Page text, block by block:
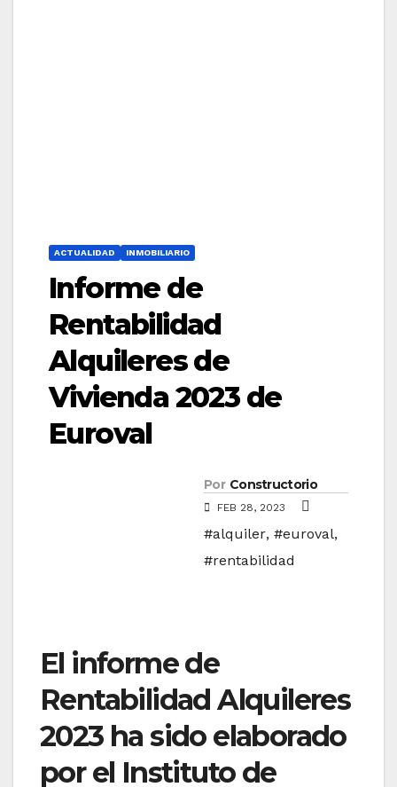
ACTUALIDAD INMOBILIARIO
Informe de
Rentabilidad
Alquileres de
Vivienda 2023 de
Euroval
Por Constructorio
FEB 28, 2023
#alquiler, #euroval,
#rentabilidad
El informe de
Rentabilidad Alquileres
2023 ha sido elaborado
por el Instituto de